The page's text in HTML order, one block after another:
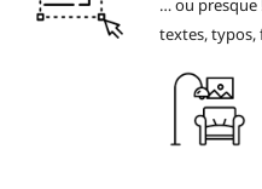
… ou presque
textes,